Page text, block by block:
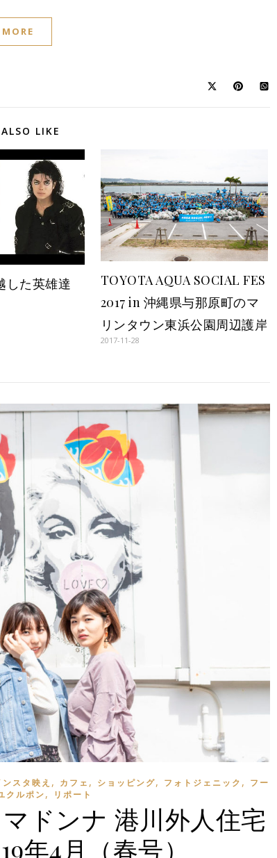
LIKE
した英雄達
TOYOTA AQUA SOCIAL FES
2017 in 沖縄県与那原町のマ
リンタウン東浜公園周辺護岸
2017-11-28
ンスタ映え , カフェ , ショッピング, フォトジェニック , フー
クルポン, リポート
ドンナ 港川外人住宅
年4月（春号）